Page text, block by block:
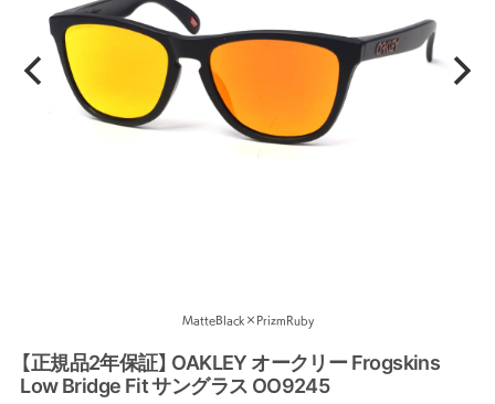
MatteBlack×PrizmRuby
【正規品2年保証】 OAKLEY オークリー Frogskins
Low Bridge Fit サングラス OO9245